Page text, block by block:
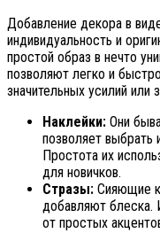
Добавление декора в
индивидуальность и
простой образ в нечто
позволяют легко и
значительных усилий или
Наклейки: Они
позволяет выбрать
Простота их
для новичков.
Стразы: Сияющие
добавляют блеска.
от простых